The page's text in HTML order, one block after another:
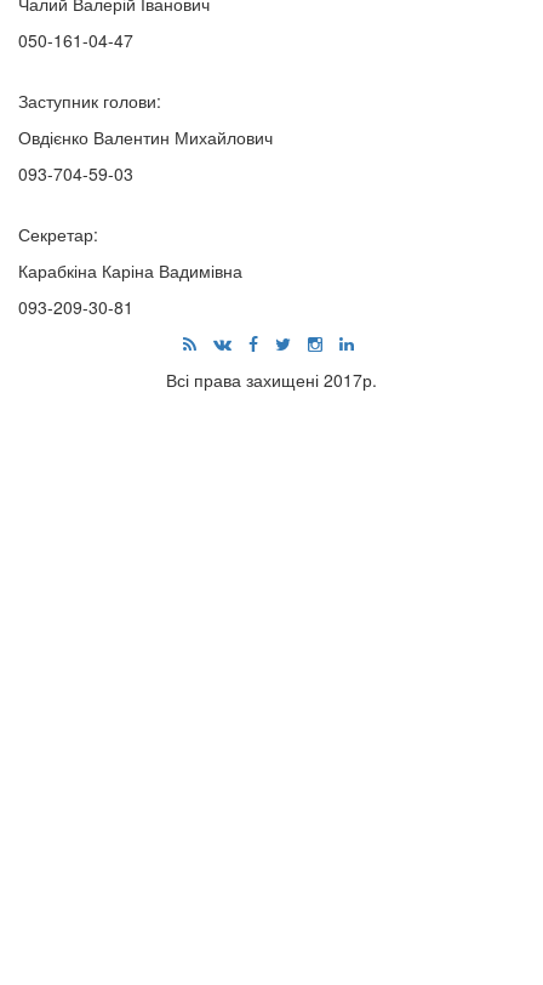
050-161-04-47
Заступник голови:
Овдієнко Валентин Михайлович
093-704-59-03
Секретар:
Карабкіна Каріна Вадимівна
093-209-30-81
Всі права захищені 2017р.